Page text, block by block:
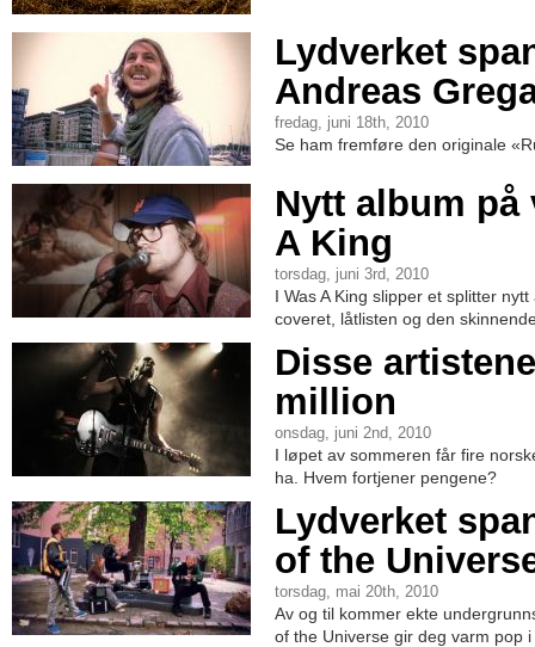
Lydverket
Andreas
fredag, juni 18th, 2010
Se ham fremføre den originale
Nytt album på
A King
torsdag, juni 3rd, 2010
I Was A King slipper et splitter
coveret, låtlisten og den
Disse
million
onsdag, juni 2nd, 2010
I løpet av sommeren får fire
ha. Hvem fortjener pengene?
Lydverket
of the
torsdag, mai 20th, 2010
Av og til kommer ekte
of the Universe gir deg varm pop